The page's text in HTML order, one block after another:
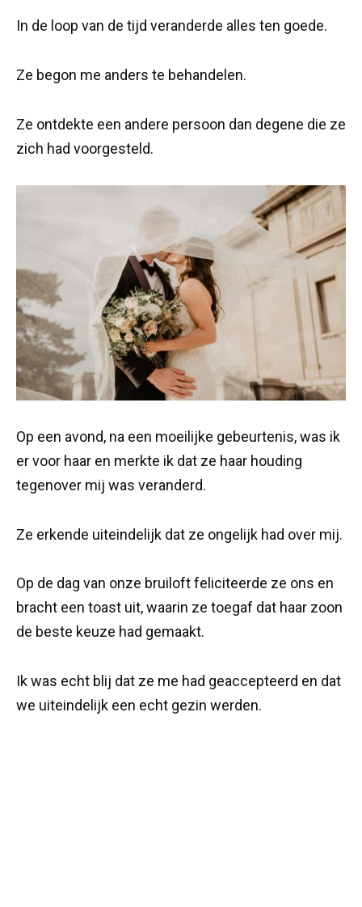
In de loop van de tijd veranderde alles ten goede.
Ze begon me anders te behandelen.
Ze ontdekte een andere persoon dan degene die ze
zich had voorgesteld.
Op een avond, na een moeilijke gebeurtenis, was ik
er voor haar en merkte ik dat ze haar houding
tegenover mij was veranderd.
Ze erkende uiteindelijk dat ze ongelijk had over mij.
Op de dag van onze bruiloft feliciteerde ze ons en
bracht een toast uit, waarin ze toegaf dat haar zoon
de beste keuze had gemaakt.
Ik was echt blij dat ze me had geaccepteerd en dat
we uiteindelijk een echt gezin werden.